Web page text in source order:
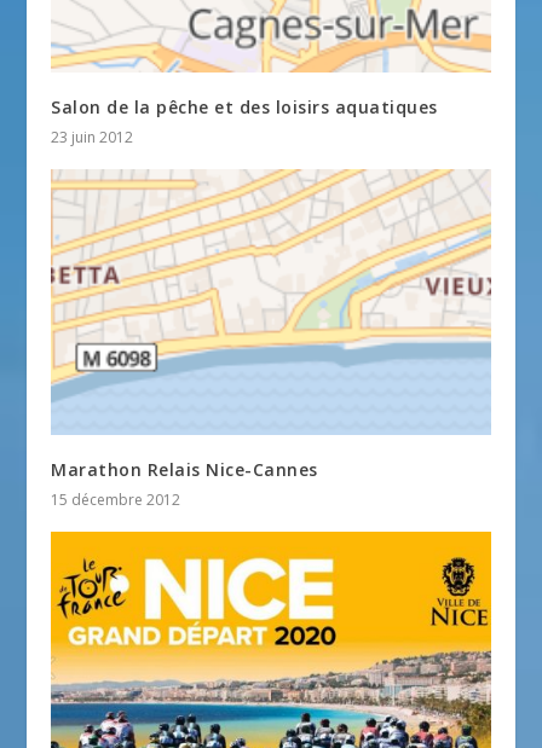
Salon de la pêche et des loisirs aquatiques
23 juin 2012
Marathon Relais Nice-Cannes
15 décembre 2012